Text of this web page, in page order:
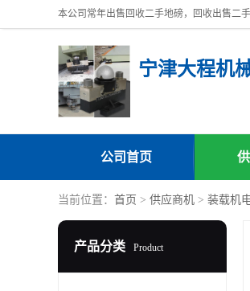
宁津大程机
公司首页
当前位置： 首页 > 供应商机 > 装载机
产品分类 Product